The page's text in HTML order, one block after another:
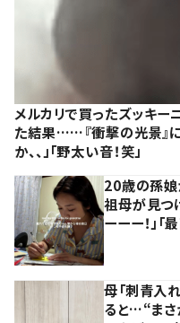
メルカリで買ったズッキ
た結果……『衝撃の光景』
か、、」「野太い音！笑」
20歳の孫娘
祖母が見つ
ーーー！」「
母「刺青入
ると…“まさ